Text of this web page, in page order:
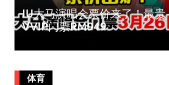
周冬雨爆秀场耍大牌！拒与
影全程臭脸不配合
体育